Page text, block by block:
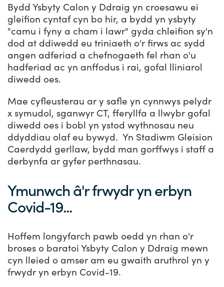
Bydd Ysbyty Calon y Ddraig yn croesawu ei
gleifion cyntaf cyn bo hir, a bydd yn ysbyty
"camu i fyny a cham i lawr" gyda chleifion sy'n
dod at ddiwedd eu triniaeth o'r firws ac sydd
angen adferiad a chefnogaeth fel rhan o'u
hadferiad ac yn anffodus i rai, gofal lliniarol
diwedd oes.
Mae cyfleusterau ar y safle yn cynnwys pelydr
x symudol, sganwyr CT, fferyllfa a llwybr gofal
diwedd oes i bobl yn ystod wythnosau neu
ddyddiau olaf eu bywyd. Yn Stadiwm Gleision
Caerdydd gerllaw, bydd man gorffwys i staff a
derbynfa ar gyfer perthnasau.
Ymunwch â'r frwydr yn erbyn
Covid-19...
Hoffem longyfarch pawb oedd yn rhan o'r
broses o baratoi Ysbyty Calon y Ddraig mewn
cyn lleied o amser am eu gwaith aruthrol yn y
frwydr yn erbyn Covid-19.